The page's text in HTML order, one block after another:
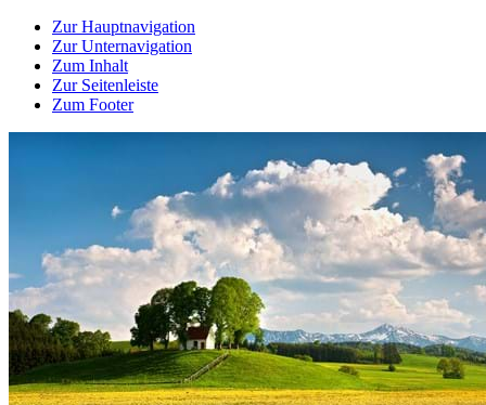
Zur Hauptnavigation
Zur Unternavigation
Zum Inhalt
Zur Seitenleiste
Zum Footer